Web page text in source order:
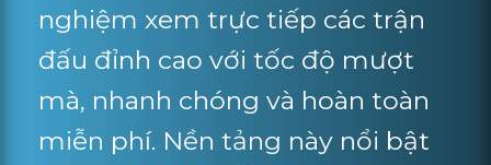
nghiệm xem trực tiếp các trận
đấu đỉnh cao với tốc độ mượt
mà, nhanh chóng và hoàn toàn
miễn phí. Nền tảng này nổi bật